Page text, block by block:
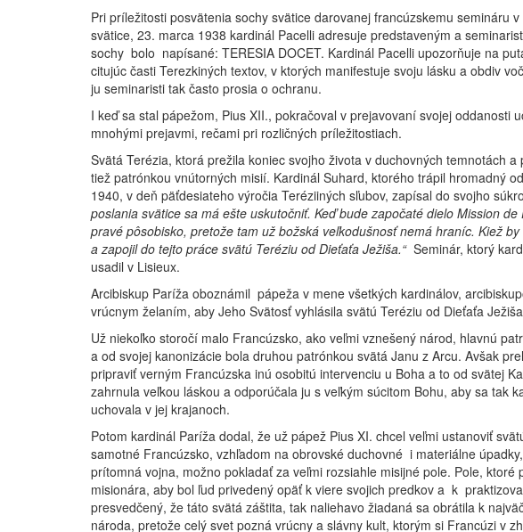
Pri príležitosti posvätenia sochy svätice darovanej francúzskemu semináru
svätice, 23. marca 1938 kardinál Pacelli adresuje predstaveným a
sochy bolo napísané: TERESIA DOCET. Kardinál Pacelli upozorňuje na
citujúc časti Terezkiných textov, v ktorých manifestuje svoju lásku a obdiv
ju seminaristi tak často prosia o ochranu.
I keď sa stal pápežom, Pius XII., pokračoval v prejavovaní svojej oddanosti
mnohými prejavmi, rečami pri rozličných príležitostiach.
Svätá Terézia, ktorá prežila koniec svojho života v duchovných temnotách
tiež patrónkou vnútorných misií. Kardinál Suhard, ktorého trápil hromadný
1940, v deň päťdesiateho výročia Teréziiných sľubov, zapísal do svojho
poslania svätice sa má ešte uskutočniť. Keď bude započaté dielo Mission
pravé pôsobisko, pretože tam už božská veľkodušnosť nemá hraníc. Kiež
a zapojil do tejto práce svätú Teréziu od Dieťaťa Ježiša.“Seminár, ktorý
usadil v Lisieux.
Arcibiskup Paríža oboznámil pápeža v mene všetkých kardinálov,
vrúcnym želaním, aby Jeho Svätosť vyhlásila svätú Teréziu od Dieťaťa
Už niekoľko storočí malo Francúzsko, ako veľmi vznešený národ, hlavnú
a od svojej kanonizácie bola druhou patrónkou svätá Janu z Arcu. Avšak
pripraviť verným Francúzska inú osobitú intervenciu u Boha a to od svätej
zahrnula veľkou láskou a odporúčala ju s veľkým súcitom Bohu, aby sa tak
uchovala v jej krajanoch.
Potom kardinál Paríža dodal, že už pápež Pius XI. chcel veľmi ustanoviť
samotné Francúzsko, vzhľadom na obrovské duchovné i materiálne
prítomná vojna, možno pokladať za veľmi rozsiahle misijné pole. Pole,
misionára, aby bol ľud privedený opäť k viere svojich predkov a k
presvedčený, že táto svätá záštita, tak naliehavo žiadaná sa obrátila k
národa, pretože celý svet pozná vrúcny a slávny kult, ktorým si Francúzi v